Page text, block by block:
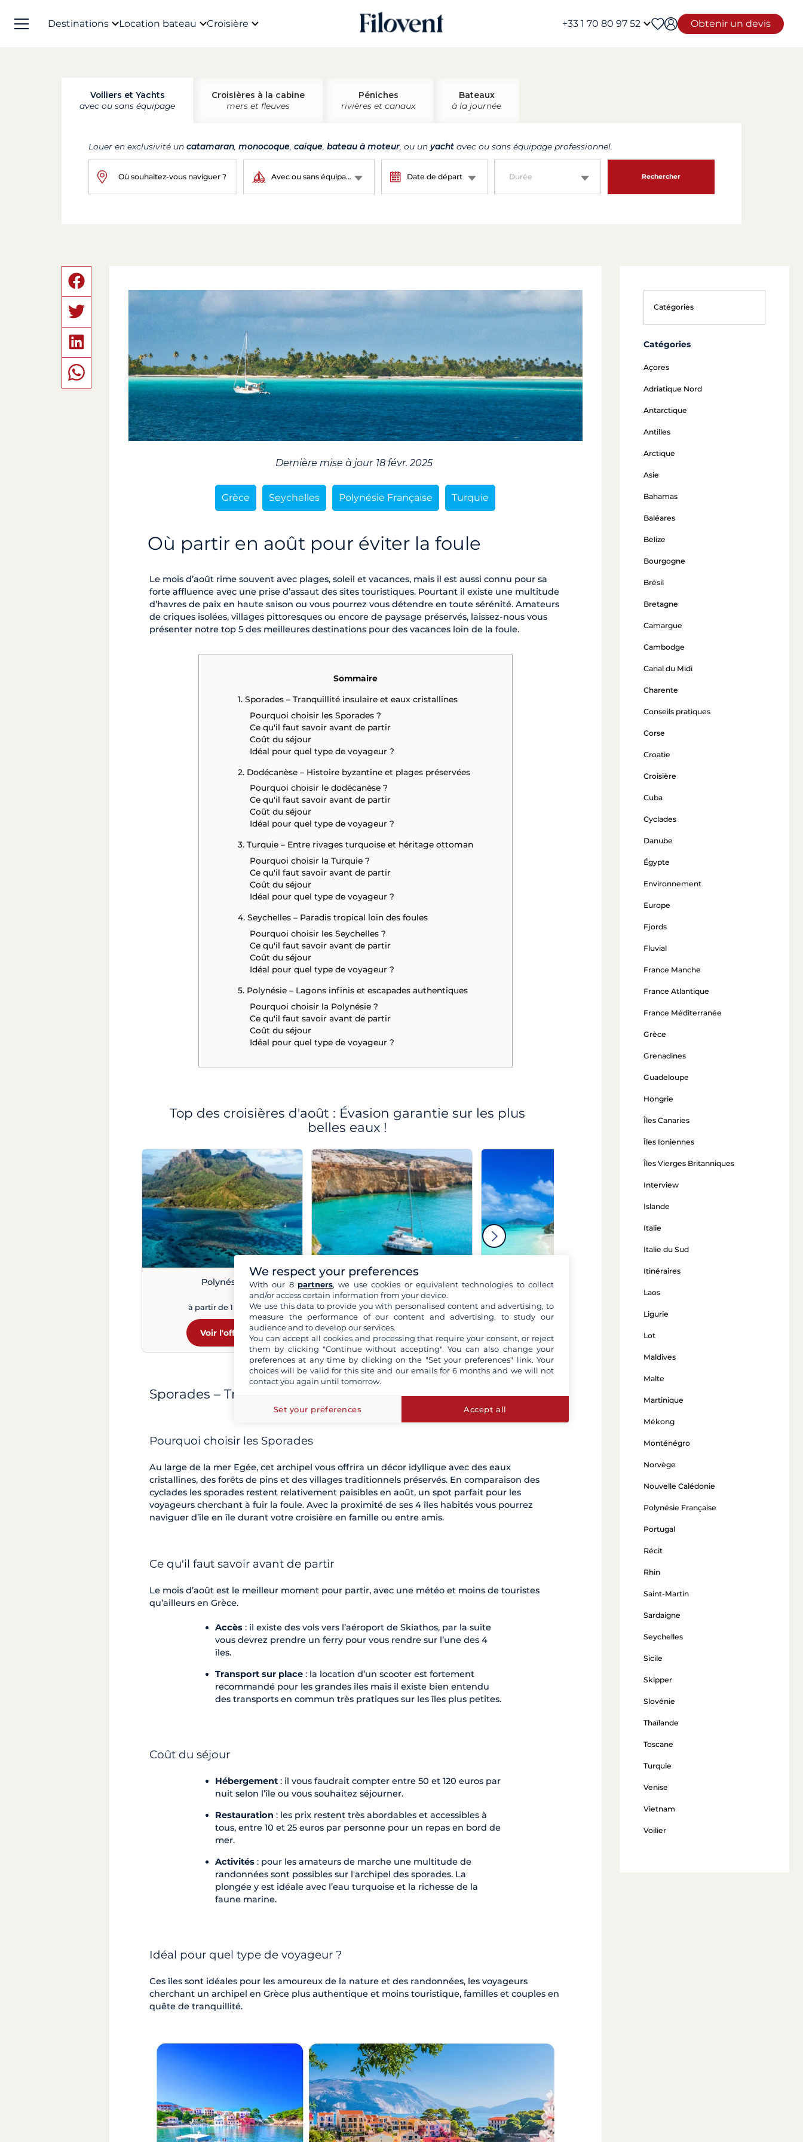
Destinations Location bateau Croisière +33 1 70 80 97 52 Obtenir un devis
Voiliers et Yachts
avec ou sans équipage
Croisières à la cabine
mers et fleuves
Péniches
rivières et canaux
Bateaux
à la journée
Louer en exclusivité un catamaran monocoque caïque bateau à moteur , ou un yacht avec ou sans équipage professionnel.
Avec ou sans équipage ? Date de départ Durée Rechercher
Dernière mise à jour 18 févr. 2025
Grèce Seychelles Polynésie Française Turquie
Où partir en août pour éviter la foule
Le mois d’août rime souvent avec plages, soleil et vacances, mais il est aussi connu pour sa
forte affluence avec une prise d’assaut des sites touristiques. Pourtant il existe une multitude
d’havres de paix en haute saison ou vous pourrez vous détendre en toute sérénité. Amateurs
de criques isolées, villages pittoresques ou encore de paysage préservés, laissez-nous vous
présenter notre top 5 des meilleures destinations pour des vacances loin de la foule.
Sommaire
1. Sporades – Tranquillité insulaire et eaux cristallines
Pourquoi choisir les Sporades ?
Ce qu'il faut savoir avant de partir
Coût du séjour
Idéal pour quel type de voyageur ?
2. Dodécanèse – Histoire byzantine et plages préservées
Pourquoi choisir le dodécanèse ?
Ce qu'il faut savoir avant de partir
Coût du séjour
Idéal pour quel type de voyageur ?
3. Turquie – Entre rivages turquoise et héritage ottoman
Pourquoi choisir la Turquie ?
Ce qu'il faut savoir avant de partir
Coût du séjour
Idéal pour quel type de voyageur ?
4. Seychelles – Paradis tropical loin des foules
Pourquoi choisir les Seychelles ?
Ce qu'il faut savoir avant de partir
Coût du séjour
Idéal pour quel type de voyageur ?
5. Polynésie – Lagons infinis et escapades authentiques
Pourquoi choisir la Polynésie ?
Ce qu'il faut savoir avant de partir
Coût du séjour
Idéal pour quel type de voyageur ?
Top des croisières d'août : Évasion garantie sur les plus
belles eaux !
Polynésie
à partir de 1 057 €
Voir l'offre
Grèce
à partir de 820 €
Voir l'offre
Seychelles
à partir de 1 320 €
Sporades – Tranquillité insulaire et eaux cristallines
Pourquoi choisir les Sporades
Au large de la mer Egée, cet archipel vous offrira un décor idyllique avec des eaux
cristallines, des forêts de pins et des villages traditionnels préservés. En comparaison des
cyclades les sporades restent relativement paisibles en août, un spot parfait pour les
voyageurs cherchant à fuir la foule. Avec la proximité de ses 4 îles habités vous pourrez
naviguer d’île en île durant votre croisière en famille ou entre amis.
Ce qu'il faut savoir avant de partir
Le mois d’août est le meilleur moment pour partir, avec une météo et moins de touristes
qu’ailleurs en Grèce.
Accès : il existe des vols vers l’aéroport de Skiathos, par la suite
vous devrez prendre un ferry pour vous rendre sur l’une des 4
îles.
Transport sur place : la location d’un scooter est fortement
recommandé pour les grandes îles mais il existe bien entendu
des transports en commun très pratiques sur les îles plus petites.
Coût du séjour
Hébergement : il vous faudrait compter entre 50 et 120 euros par
nuit selon l’île ou vous souhaitez séjourner.
Restauration : les prix restent très abordables et accessibles à
tous, entre 10 et 25 euros par personne pour un repas en bord de
mer.
Activités : pour les amateurs de marche une multitude de
randonnées sont possibles sur l'archipel des sporades. La
plongée y est idéale avec l’eau turquoise et la richesse de la
faune marine.
Idéal pour quel type de voyageur ?
Ces îles sont idéales pour les amoureux de la nature et des randonnées, les voyageurs
cherchant un archipel en Grèce plus authentique et moins touristique, familles et couples en
quête de tranquillité.
Catégories
Açores
Adriatique Nord
Antarctique
Antilles
Arctique
Asie
Bahamas
Baléares
Belize
Bourgogne
Brésil
Bretagne
Camargue
Cambodge
Canal du Midi
Charente
Conseils pratiques
Corse
Croatie
Croisière
Cuba
Cyclades
Danube
Égypte
Environnement
Europe
Fjords
Fluvial
France Manche
France Atlantique
France Méditerranée
Grèce
Grenadines
Guadeloupe
Hongrie
Îles Canaries
Îles Ioniennes
Îles Vierges Britanniques
Interview
Islande
Italie
Italie du Sud
Itinéraires
Laos
Ligurie
Lot
Maldives
Malte
Martinique
Mékong
Monténégro
Norvège
Nouvelle Calédonie
Polynésie Française
Portugal
Récit
Rhin
Saint-Martin
Sardaigne
Seychelles
Sicile
Skipper
Slovénie
Thaïlande
Toscane
Turquie
Venise
Vietnam
Voilier
We respect your preferences
With our 8 partners, we use cookies or equivalent technologies to collect
and/or access certain information from your device.
We use this data to provide you with personalised content and advertising, to
measure the performance of our content and advertising, to study our
audience and to develop our services.
You can accept all cookies and processing that require your consent, or reject
them by clicking "Continue without accepting". You can also change your
preferences at any time by clicking on the "Set your preferences" link. Your
choices will be valid for this site and our emails for 6 months and we will not
contact you again until tomorrow.
Set your preferences Accept all